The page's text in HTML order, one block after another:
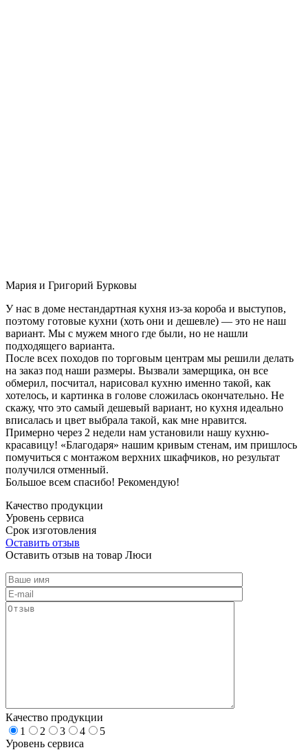
Мария и Григорий Бурковы
У нас в доме нестандартная кухня из-за короба и выступов,
поэтому готовые кухни (хоть они и дешевле) — это не наш
вариант. Мы с мужем много где были, но не нашли
подходящего варианта.
После всех походов по торговым центрам мы решили делать
на заказ под наши размеры. Вызвали замерщика, он все
обмерил, посчитал, нарисовал кухню именно такой, как
хотелось, и картинка в голове сложилась окончательно. Не
скажу, что это самый дешевый вариант, но кухня идеально
вписалась и цвет выбрала такой, как мне нравится.
Примерно через 2 недели нам установили нашу кухню-
красавицу! «Благодаря» нашим кривым стенам, им пришлось
помучиться с монтажом верхних шкафчиков, но результат
получился отменный.
Большое всем спасибо! Рекомендую!
Качество продукции
Уровень сервиса
Срок изготовления
Оставить отзыв
Оставить отзыв на товар Люси
Качество продукции
1
2 3 4
5
Уровень сервиса